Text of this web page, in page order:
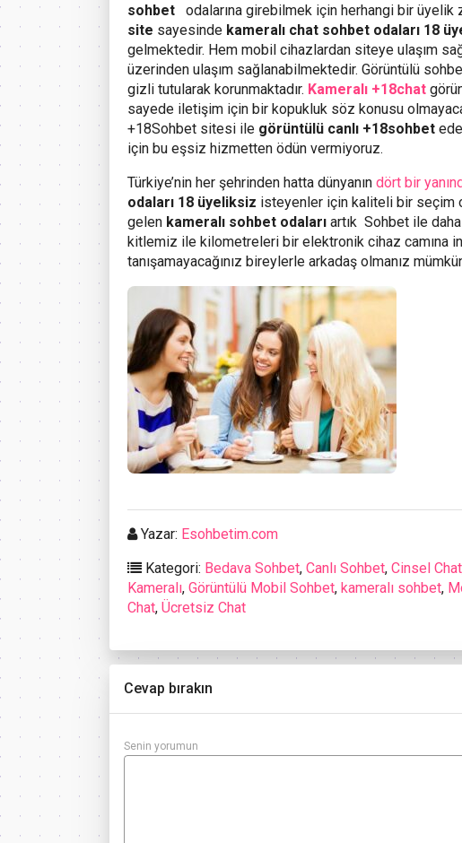
sohbet
odalarına girebilmek için herhangi bir üyelik
site sayesinde kameralı chat sohbet odaları 18
gelmektedir. Hem mobil cihazlardan siteye ulaşım
üzerinden ulaşım sağlanabilmektedir. Görüntülü
gizli tutularak korunmaktadır. Kameralı +18chat
sayede iletişim için bir kopukluk söz konusu
+18Sohbet sitesi ile görüntülü canlı +18sohbet
için bu eşsiz hizmetten ödün vermiyoruz.
Türkiye’nin her şehrinden hatta dünyanın dört bir
odaları 18 üyeliksiz isteyenler için kaliteli bir seçim
gelen kameralı sohbet odaları artık Sohbet ile
kitlemiz ile kilometreleri bir elektronik cihaz camına
tanışamayacağınız bireylerle arkadaş olmanız
Yazar: Esohbetim.com
Kategori: Bedava Sohbet, Canlı Sohbet, Cinsel Chat
Kameralı, Görüntülü Mobil Sohbet, kameralı sohbet,
Chat, Ücretsiz Chat
Cevap bırakın
Senin yorumun